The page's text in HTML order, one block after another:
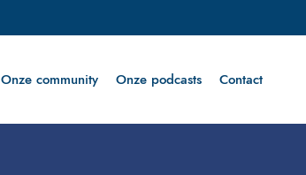
Onze community Onze podcasts Contact